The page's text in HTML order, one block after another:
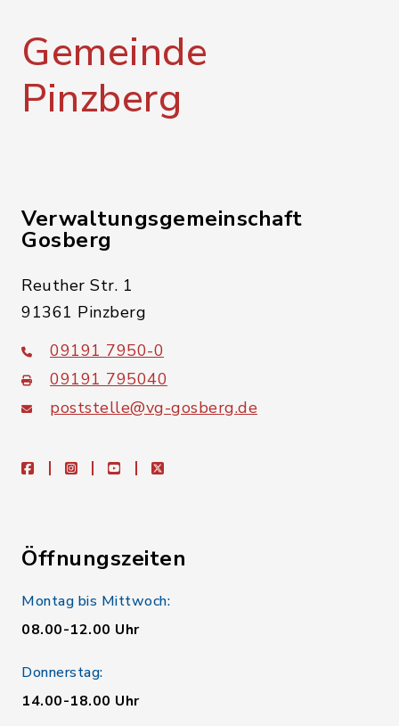
Gemeinde
Pinzberg
Verwaltungsgemeinschaft
Gosberg
Reuther Str. 1
91361 Pinzberg
09191 7950-0
09191 795040
poststelle@vg-gosberg.de
facebookinstagramyoutubeX
Öffnungszeiten
Montag bis Mittwoch:
08.00-12.00 Uhr
Donnerstag:
14.00-18.00 Uhr